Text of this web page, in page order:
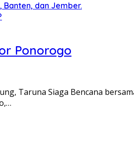
Banten, dan Jember.
Ponorogo
Taruna Siaga Bencana